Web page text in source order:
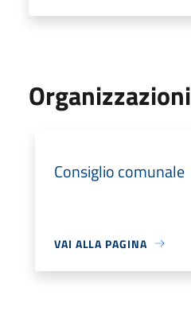
Organizzazioni
Consiglio comunale
VAI ALLA PAGINA